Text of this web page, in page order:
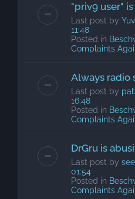
"priv9 user"
Last post by
11:48
Posted in
Complaints
Always radio
Last post by
16:48
Posted in
Complaints
DrGru is
Last post by
01:54
Posted in
Complaints